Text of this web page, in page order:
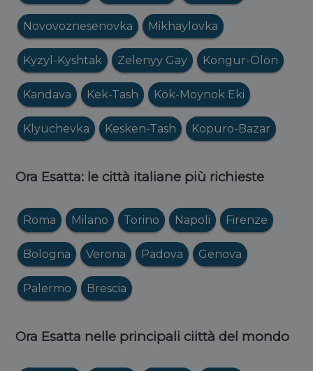
Novovoznesenovka Mikhaylovka
Kyzyl-Kyshtak Zelenyy Gay Kongur-Ölön
Kandava Kek-Tash Kök-Moynok Eki
Klyuchevka Kesken-Tash Kopuro-Bazar
Ora Esatta: le città italiane più richieste
Roma Milano Torino Napoli Firenze
Bologna Verona Padova Genova
Palermo Brescia
Ora Esatta nelle principali ciittà del mondo